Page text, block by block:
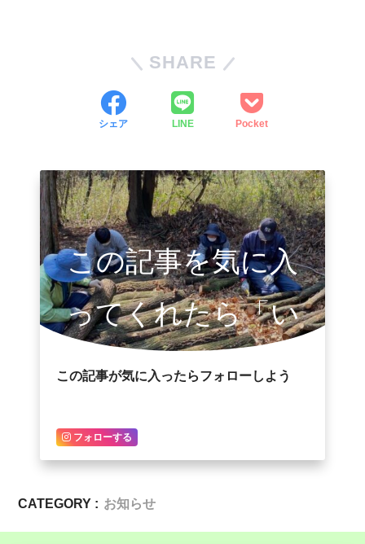
SHARE
シェア LINE Pocket
この記事を気に入
ってくれたら「い
いね！」
この記事が気に入ったらフォローしよう
フォローする
CATEGORY : お知らせ